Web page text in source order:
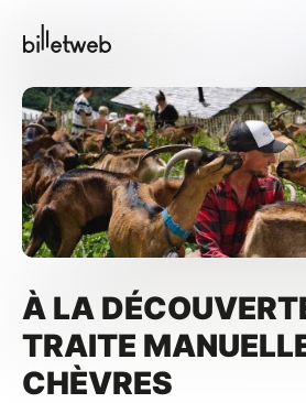
À LA
TRAITE
CHÈVRES